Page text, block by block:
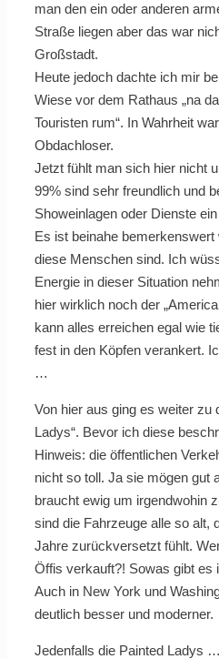
man den ein oder anderen
Straße liegen aber das war
Großstadt.
Heute jedoch dachte ich mir
Wiese vor dem Rathaus „na
Touristen rum“. In Wahrheit
Obdachloser.
Jetzt fühlt man sich hier nicht
99% sind sehr freundlich und
Showeinlagen oder Dienste
Es ist beinahe
diese Menschen sind. Ich
Energie in dieser Situation
hier wirklich noch der
kann alles erreichen egal wie
fest in den Köpfen verankert.
…
Von hier aus ging es weiter zu
Ladys“. Bevor ich diese
Hinweis: die öffentlichen
nicht so toll. Ja sie mögen gut
braucht ewig um irgendwohin
sind die Fahrzeuge alle so alt,
Jahre zurückversetzt fühlt.
Öffis verkauft?! Sowas gibt
Auch in New York und
deutlich besser und moderner.
Jedenfalls die Painted Ladys